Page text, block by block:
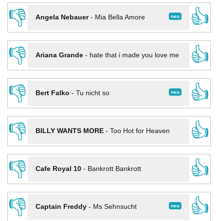
👎 neu
Angela Nebauer- Mia Bella Amore
👍
👎
Ariana Grande- hate that i made you love me
👍
👎
neu
Bert Falko - Tu nicht so
👍
👎
BILLY WANTS MORE- Too Hot for Heaven
👍
👎
Cafe Royal 10- Bankrott Bankrott
👍
👎
neu
Captain Freddy- Ms Sehnsucht
👍